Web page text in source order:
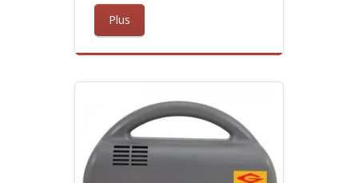
Plus